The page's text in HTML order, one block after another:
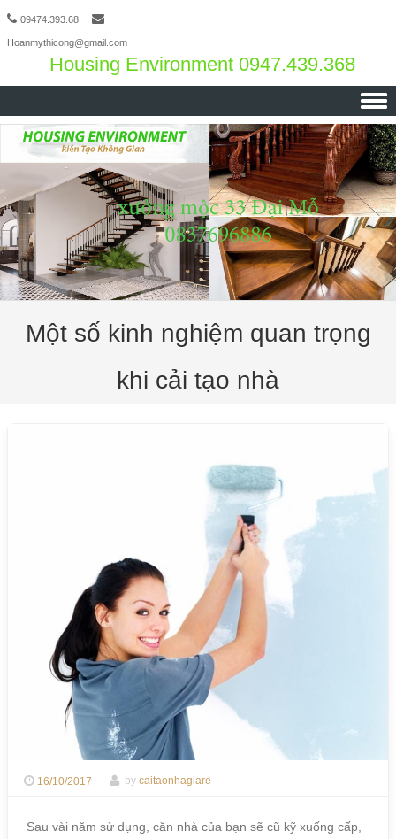
09474.393.68
Hoanmythicong@gmail.com
Housing Environment 0947.439.368
Skip to content
Một số kinh nghiệm quan trọng
khi cải tạo nhà
16/10/2017 by caitaonhagiare
Sau vài năm sử dụng, căn nhà của bạn sẽ cũ kỹ xuống cấp,